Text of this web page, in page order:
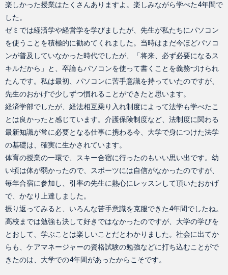
楽しかった授業はたくさんありますよ。楽しみながら学べた4年間で
した。
ゼミでは経済学や経営学を学びましたが、先生が私たちにパソコン
を使うことを積極的に勧めてくれました。当時はまだ今ほどパソコ
ンが普及していなかった時代でしたが、「将来、必ず必要になるス
キルだから」と、卒論もパソコンを使って書くことを義務づけられ
たんです。私は最初、パソコンに苦手意識を持っていたのですが、
先生のおかげで少しずつ慣れることができたと思います。
経済学部でしたが、経法相互乗り入れ制度によって法学も学べたこ
とは良かったと感じています。介護保険制度など、法制度に関わる
最新知識が常に必要となる仕事に携わる今、大学で身につけた法学
の基礎は、確実に生かされています。
体育の授業の一環で、スキー合宿に行ったのもいい思い出です。幼
い頃は体が弱かったので、スポーツには自信がなかったのですが、
毎年合宿に参加し、引率の先生に熱心にレッスンして頂いたおかげ
で、かなり上達しました。
振り返ってみると、いろんな苦手意識を克服できた4年間でしたね。
高校までは勉強も決して好きではなかったのですが、大学の学びを
とおして、学ぶことは楽しいことだとわかりました。社会に出てか
らも、ケアマネージャーの資格試験の勉強などに打ち込むことがで
きたのは、大学での4年間があったからこそです。